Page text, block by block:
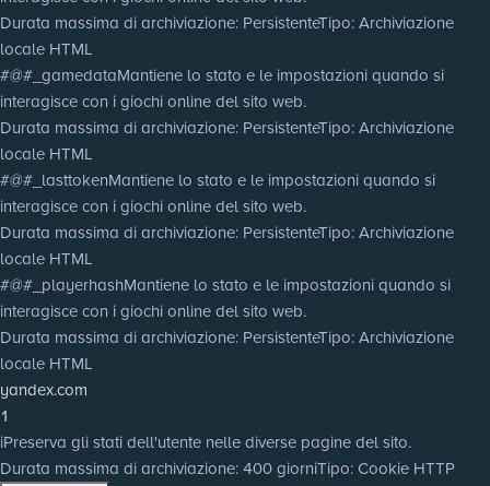
Durata massima di archiviazione: PersistenteTipo: Archiviazione
locale HTML
#@#_gamedataMantiene lo stato e le impostazioni quando si
interagisce con i giochi online del sito web.
Durata massima di archiviazione: PersistenteTipo: Archiviazione
locale HTML
#@#_lasttokenMantiene lo stato e le impostazioni quando si
interagisce con i giochi online del sito web.
Durata massima di archiviazione: PersistenteTipo: Archiviazione
locale HTML
#@#_playerhashMantiene lo stato e le impostazioni quando si
interagisce con i giochi online del sito web.
Durata massima di archiviazione: PersistenteTipo: Archiviazione
locale HTML
yandex.com
1
iPreserva gli stati dell'utente nelle diverse pagine del sito.
Durata massima di archiviazione: 400 giorniTipo: Cookie HTTP